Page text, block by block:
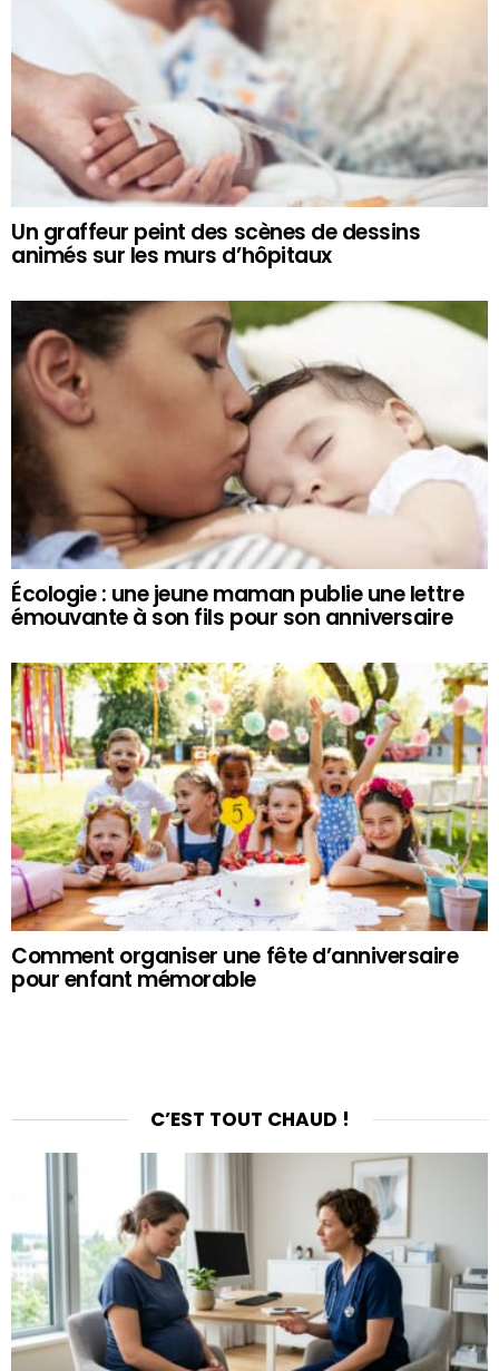
Un graffeur peint des scènes de dessins
animés sur les murs d’hôpitaux
Écologie : une jeune maman publie une lettre
émouvante à son fils pour son anniversaire
Comment organiser une fête d’anniversaire
pour enfant mémorable
C’EST TOUT CHAUD !